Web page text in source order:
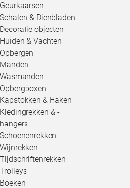
Geurkaarsen
Schalen & Dienbladen
Decoratie objecten
Huiden & Vachten
Opbergen
Manden
Wasmanden
Opbergboxen
Kapstokken & Haken
Kledingrekken & -
hangers
Schoenenrekken
Wijnrekken
Tijdschriftenrekken
Trolleys
Boeken